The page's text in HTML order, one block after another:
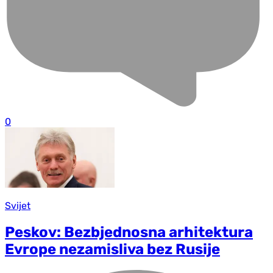
0
Svijet
Peskov: Bezbjednosna arhitektura
Evrope nezamisliva bez Rusije